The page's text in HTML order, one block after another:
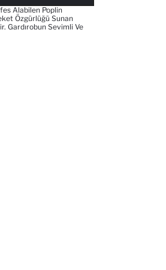
Alabilen Poplin
Özgürlüğü Sunan
Gardırobun Sevimli Ve